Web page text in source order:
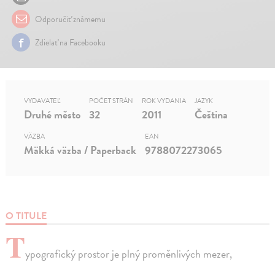
Odporučiť známemu
Zdielať na Facebooku
O TITULE
Typografický prostor je plný proměnlivých mezer,
VYDAVATEĽ
Druhé město
POČET STRÁN
32
ROK VYDANIA
2011
JAZYK
Čeština
VÄZBA
Mäkká väzba / Paperback
EAN
9788072273065